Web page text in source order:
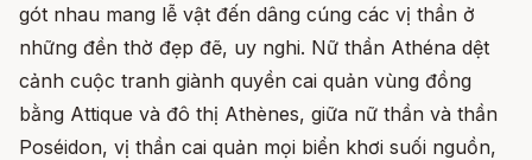
gót nhau mang lễ vật đến dâng cúng các vị thần ở
những đền thờ đẹp đẽ, uy nghi. Nữ thần Athéna dệt
cảnh cuộc tranh giành quyền cai quản vùng đồng
bằng Attique và đô thị Athènes, giữa nữ thần và thần
Poséidon, vị thần cai quản mọi biển khơi suối nguồn,